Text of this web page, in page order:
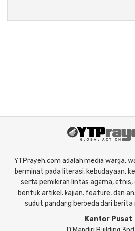
YTPrayeh.com adalah media warga,
berminat pada literasi, kebudayaan,
serta pemikiran lintas agama, etnis,
bentuk artikel, kajian, feature, dan
sudut pandang berbeda dari berita
Kantor Pusat